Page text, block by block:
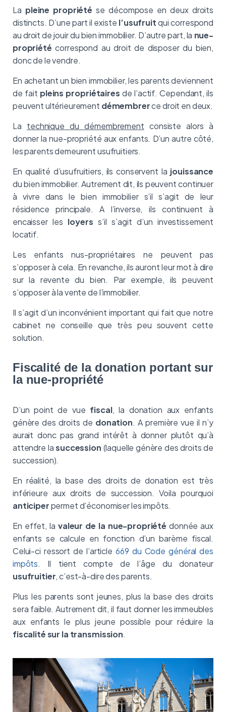
La pleine propriété se décompose en deux droits
distincts. D’une part il existe l’usufruitqui correspond
au droit de jouir du bien immobilier. D’autre part, la nue-
propriété correspond au droit de disposer du bien,
donc de le vendre.
En achetant un bien immobilier, les parents deviennent
de fait pleins propriétaires de l’actif. Cependant, ils
peuvent ultérieurement démembrerce droit en deux.
La technique du démembrement consiste alors à
donner la nue-propriété aux enfants. D’un autre côté,
les parents demeurent usufruitiers.
En qualité d’usufruitiers, ils conservent la jouissance
du bien immobilier. Autrement dit, ils peuvent continuer
à vivre dans le bien immobilier s’il s’agit de leur
résidence principale. A l’inverse, ils continuent à
encaisser les loyers s’il s’agit d’un investissement
locatif.
Les enfants nus-propriétaires ne peuvent pas
s’opposer à cela. En revanche, ils auront leur mot à dire
sur la revente du bien. Par exemple, ils peuvent
s’opposer à la vente de l’immobilier.
Il s’agit d’un inconvénient important qui fait que notre
cabinet ne conseille que très peu souvent cette
solution.
Fiscalité de la donation portant sur
la nue-propriété
D’un point de vue fiscal, la donation aux enfants
génère des droits de donation. A première vue il n’y
aurait donc pas grand intérêt à donner plutôt qu’à
attendre lasuccession (laquelle génère des droits de
succession).
En réalité, la base des droits de donation est très
inférieure aux droits de succession. Voila pourquoi
anticiperpermet d’économiser les impôts.
En effet, la valeur de la nue-propriété donnée aux
enfants se calcule en fonction d’un barème fiscal.
Celui-ci ressort de l’article669 du Code général des
impôts. Il tient compte de l’âge du donateur
usufruitier, c’est-à-dire des parents.
Plus les parents sont jeunes, plus la base des droits
sera faible. Autrement dit, il faut donner les immeubles
aux enfants le plus jeune possible pour réduire la
fiscalité sur la transmission.